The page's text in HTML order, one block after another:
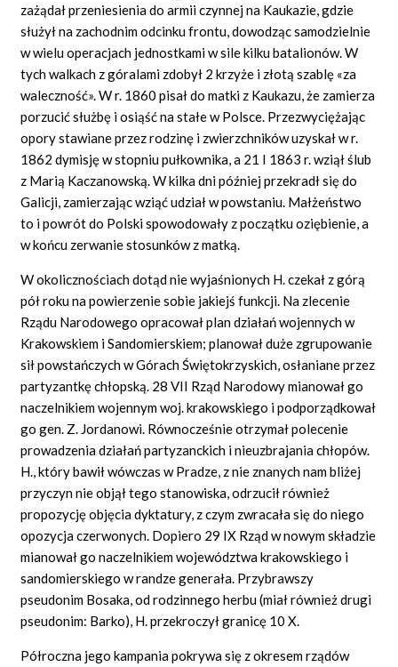
zażądał przeniesienia do armii czynnej na Kaukazie, gdzie
służył na zachodnim odcinku frontu, dowodząc samodzielnie
w wielu operacjach jednostkami w sile kilku batalionów. W
tych walkach z góralami zdobył 2 krzyże i złotą szablę «za
waleczność». W r. 1860 pisał do matki z Kaukazu, że zamierza
porzucić służbę i osiąść na stałe w Polsce. Przezwyciężając
opory stawiane przez rodzinę i zwierzchników uzyskał w r.
1862 dymisję w stopniu pułkownika, a 21 I 1863 r. wziął ślub
z Marią Kaczanowską. W kilka dni później przekradł się do
Galicji, zamierzając wziąć udział w powstaniu. Małżeństwo
to i powrót do Polski spowodowały z początku oziębienie, a
w końcu zerwanie stosunków z matką.
W okolicznościach dotąd nie wyjaśnionych H. czekał z górą
pół roku na powierzenie sobie jakiejś funkcji. Na zlecenie
Rządu Narodowego opracował plan działań wojennych w
Krakowskiem i Sandomierskiem; planował duże zgrupowanie
sił powstańczych w Górach Świętokrzyskich, osłaniane przez
partyzantkę chłopską. 28 VII Rząd Narodowy mianował go
naczelnikiem wojennym woj. krakowskiego i podporządkował
go gen. Z. Jordanowi. Równocześnie otrzymał polecenie
prowadzenia działań partyzanckich i nieuzbrajania chłopów.
H., który bawił wówczas w Pradze, z nie znanych nam bliżej
przyczyn nie objął tego stanowiska, odrzucił również
propozycję objęcia dyktatury, z czym zwracała się do niego
opozycja czerwonych. Dopiero 29 IX Rząd w nowym składzie
mianował go naczelnikiem województwa krakowskiego i
sandomierskiego w randze generała. Przybrawszy
pseudonim Bosaka, od rodzinnego herbu (miał również drugi
pseudonim: Barko), H. przekroczył granicę 10 X.
Półroczna jego kampania pokrywa się z okresem rządów